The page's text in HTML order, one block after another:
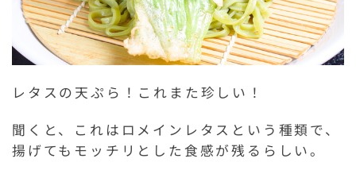
レタスの天ぷら！これまた珍しい！
聞くと、これはロメインレタスという種類で、
揚げてもモッチリとした食感が残るらしい。